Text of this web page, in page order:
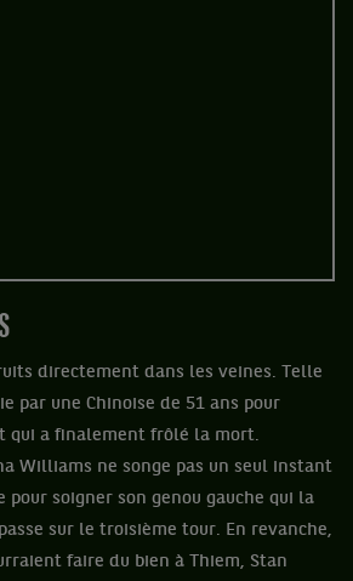
directement dans les veines. Telle
par une Chinoise de 51 ans pour
qui a finalement frôlé la mort.
Williams ne songe pas un seul instant
pour soigner son genou gauche qui la
sur le troisième tour. En revanche,
faire du bien à Thiem, Stan